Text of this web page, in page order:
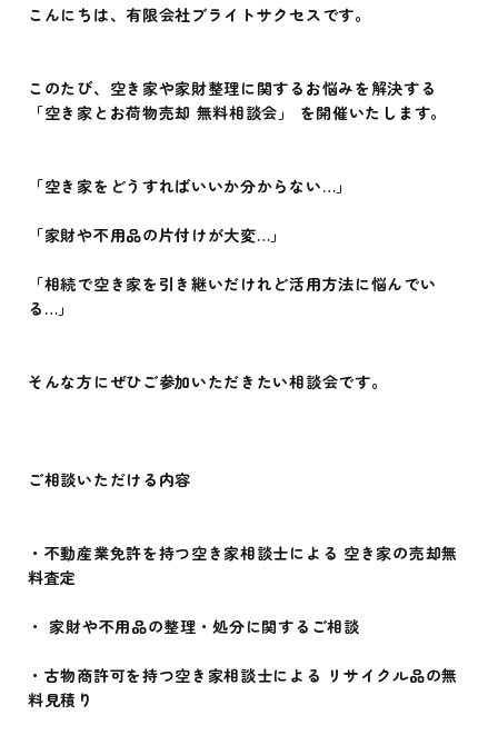
こんにちは、有限会社ブライトサクセスです。
このたび、空き家や家財整理に関するお悩みを解決する
「空き家とお荷物売却 無料相談会」 を開催いたします。
「空き家をどうすればいいか分からない…」
「家財や不用品の片付けが大変…」
「相続で空き家を引き継いだけれど活用方法に悩んでい
る…」
そんな方にぜひご参加いただきたい相談会です。
ご相談いただける内容
・不動産業免許を持つ空き家相談士による 空き家の売却無
料査定
・ 家財や不用品の整理・処分に関するご相談
・古物商許可を持つ空き家相談士による リサイクル品の無
料見積り